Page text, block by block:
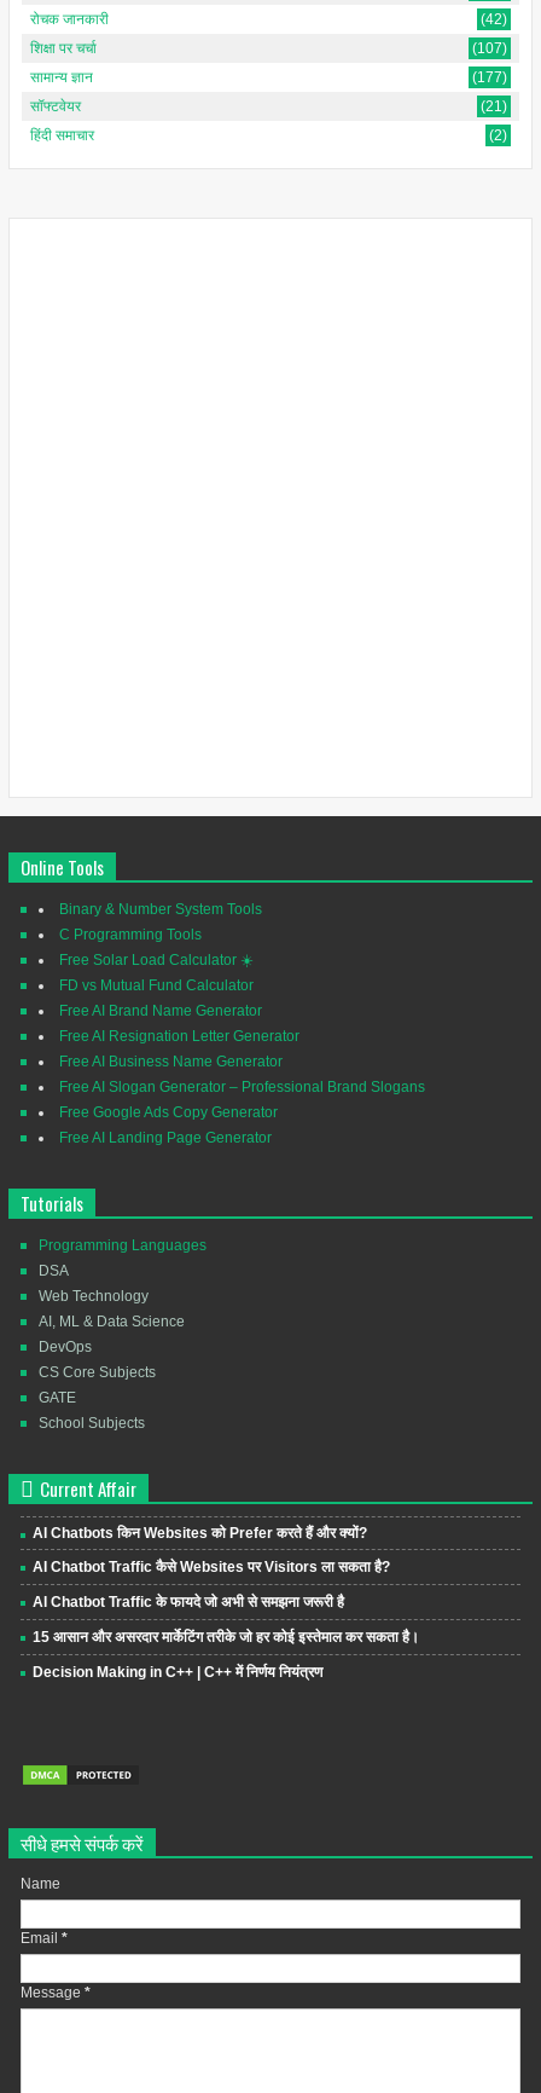
रोचक जानकारी
(42)
शिक्षा पर चर्चा
(107)
सामान्य ज्ञान
(177)
सॉफ्टवेयर
(21)
हिंदी समाचार
(2)
Online Tools
Binary & Number System Tools
C Programming Tools
Free Solar Load Calculator ☀️
FD vs Mutual Fund Calculator
Free AI Brand Name Generator
Free AI Resignation Letter Generator
Free AI Business Name Generator
Free AI Slogan Generator – Professional Brand Slogans
Free Google Ads Copy Generator
Free AI Landing Page Generator
Tutorials
Programming Languages
DSA
Web Technology
AI, ML & Data Science
DevOps
CS Core Subjects
GATE
School Subjects
Current Affair
AI Chatbots किन Websites को Prefer करते हैं और क्यों?
AI Chatbot Traffic कैसे Websites पर Visitors ला सकता है?
AI Chatbot Traffic के फायदे जो अभी से समझना जरूरी है
15 आसान और असरदार मार्केटिंग तरीके जो हर कोई इस्तेमाल कर सकता है।
Decision Making in C++ | C++ में निर्णय नियंत्रण
सीधे हमसे संपर्क करें
Name
Email *
Message *